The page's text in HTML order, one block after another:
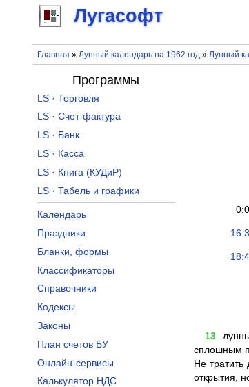
Лугасофт
Главная » Лунный календарь на 1962 год» Лунный
13
сплошным
Не
открытия,
Программы
LS · Торговля
LS · Счет-фактура
LS · Банк
LS · Касса
LS · Книга (КУДиР)
LS · Табель и графики
Календарь
Праздники
Бланки, формы
Классификаторы
Справочники
Кодексы
Законы
План счетов БУ
Онлайн-сервисы
Калькулятор НДС